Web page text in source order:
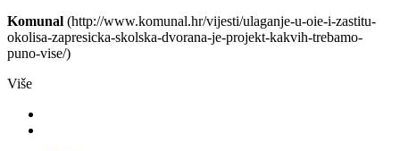
Komunal (http://www.komunal.hr/vijesti/ulaganje-u-oie-i-zastitu-
okolisa-zapresicka-skolska-dvorana-je-projekt-kakvih-trebamo-
puno-vise/)
Više